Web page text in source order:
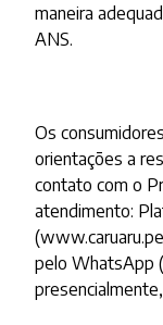
maneira
ANS.
Os
orientações a
contato com o
atendimento:
pelo WhatsApp